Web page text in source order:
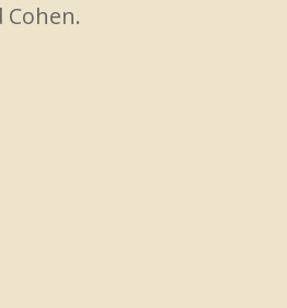
Cohen.